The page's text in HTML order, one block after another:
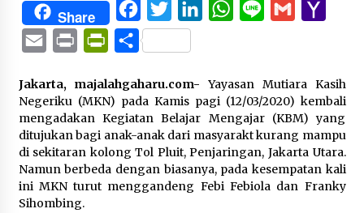
Share FacebookTwitterLinkedInWhatsApp
Line Gmail
Email Print PrintFriendly
Share
Jakarta, majalahgaharu.com- Yayasan Mutiara Kasih
Negeriku (MKN) pada Kamis pagi (12/03/2020) kembali
mengadakan Kegiatan Belajar Mengajar (KBM) yang
ditujukan bagi anak-anak dari masyarakt kurang mampu
di sekitaran kolong Tol Pluit, Penjaringan, Jakarta Utara.
Namun berbeda dengan biasanya, pada kesempatan kali
ini MKN turut menggandeng Febi Febiola dan Franky
Sihombing.